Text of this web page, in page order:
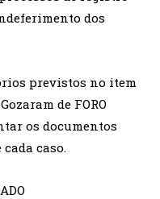
dos
previstos no item
de FORO
os documentos
caso.